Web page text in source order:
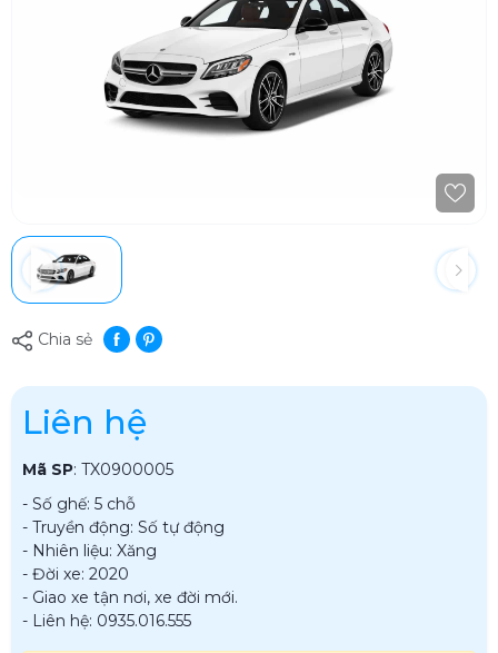
Chia sẻ
Liên hệ
Mã SP: TX0900005
- Số ghế: 5 chỗ
- Truyền động: Số tự động
- Nhiên liệu: Xăng
- Đời xe: 2020
- Giao xe tận nơi, xe đời mới.
- Liên hệ: 0935.016.555